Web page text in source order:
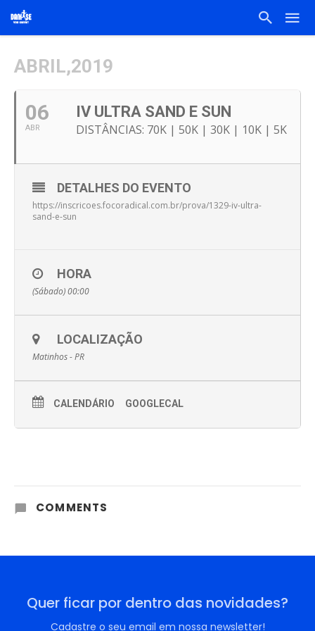
ABRIL,2019
06
ABR
IV ULTRA SAND E SUN
DISTÂNCIAS: 70K | 50K | 30K | 10K | 5K
DETALHES DO EVENTO
https://inscricoes.focoradical.com.br/prova/1329-iv-ultra-
sand-e-sun
HORA
(Sábado) 00:00
LOCALIZAÇÃO
Matinhos - PR
CALENDÁRIO GOOGLECAL
COMMENTS
Quer ficar por dentro das novidades?
Cadastre o seu email em nossa newsletter!